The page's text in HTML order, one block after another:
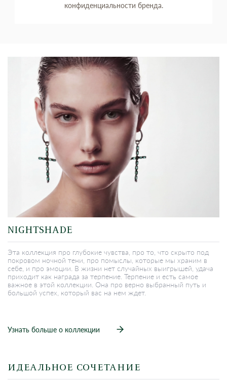
конфиденциальности бренда.
ИДЕАЛЬНОЕ СОЧЕТАНИЕ
NIGHTSHADE
Эта коллекция про глубокие чувства, про то, что скрыто под
покровом ночной тени, про помыслы, которые мы храним в
себе, и про эмоции. В жизни нет случайных выигрышей, удача
приходит как награда за терпение. Терпение и есть самое
важное в этой коллекции. Она про верно выбранный путь и
большой успех, который вас на нем ждет.
Узнать больше о коллекции